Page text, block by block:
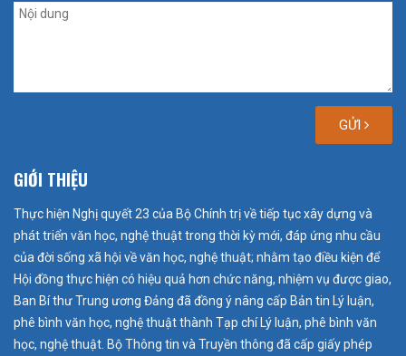
GỬI
GIỚI THIỆU
Thực hiện Nghị quyết 23 của Bộ Chính trị về tiếp tục xây dựng và
phát triển văn học, nghệ thuật trong thời kỳ mới, đáp ứng nhu cầu
của đời sống xã hội về văn học, nghệ thuật; nhằm tạo điều kiện để
Hội đồng thực hiện có hiệu quả hơn chức năng, nhiệm vụ được giao,
Ban Bí thư Trung ương Đảng đã đồng ý nâng cấp Bản tin Lý luận,
phê bình văn học, nghệ thuật thành Tạp chí Lý luận, phê bình văn
học, nghệ thuật. Bộ Thông tin và Truyền thông đã cấp giấy phép